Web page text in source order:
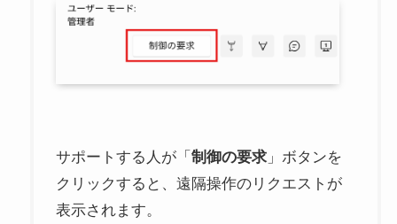
サポートする人が「制御の要求 」ボタンを
クリックすると、遠隔操作のリクエストが
表示されます。